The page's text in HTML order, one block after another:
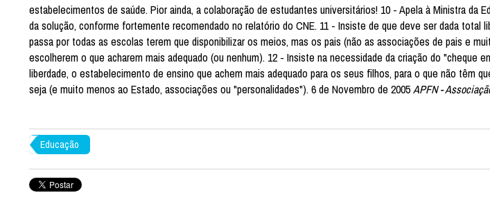
estabelecimentos de saúde. Pior ainda, a colaboração de estudantes universitários! 10 - Apela à Ministra da
da solução, conforme fortemente recomendado no relatório do CNE. 11 - Insiste de que deve ser dada total
passa por todas as escolas terem que disponibilizar os meios, mas os pais (não as associações de pais e
escolherem o que acharem mais adequado (ou nenhum). 12 - Insiste na necessidade da criação do "cheque
liberdade, o estabelecimento de ensino que achem mais adequado para os seus filhos, para o que não têm
seja (e muito menos ao Estado, associações ou "personalidades"). 6 de Novembro de 2005APFN -
Educação